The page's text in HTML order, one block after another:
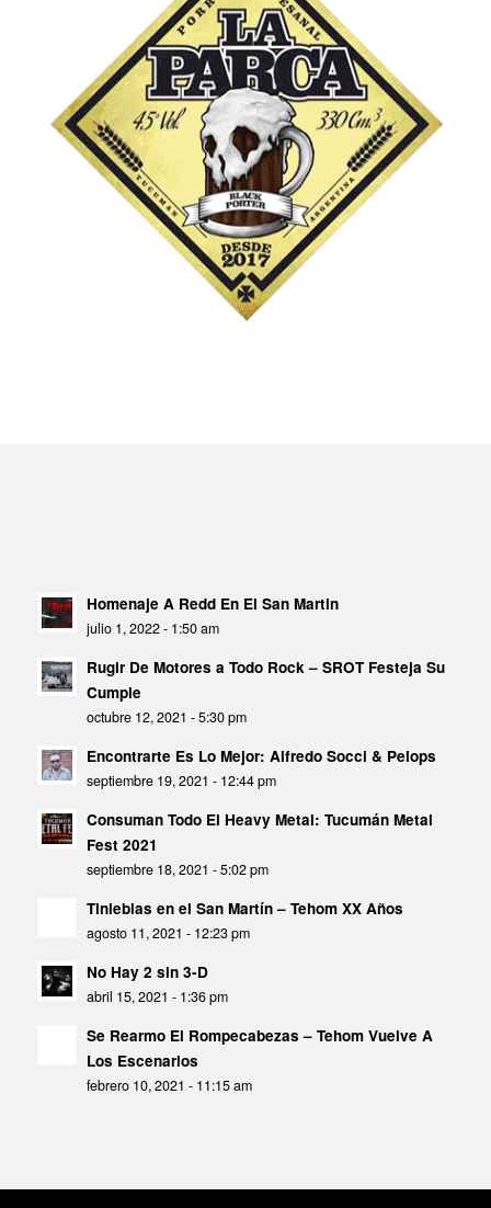
Homenaje A Redd En El San Martin
julio 1, 2022 - 1:50 am
Rugir De Motores a Todo Rock – SROT Festeja Su
Cumple
octubre 12, 2021 - 5:30 pm
Encontrarte Es Lo Mejor: Alfredo Socci & Pelops
septiembre 19, 2021 - 12:44 pm
Consuman Todo El Heavy Metal: Tucumán Metal
Fest 2021
septiembre 18, 2021 - 5:02 pm
Tinieblas en el San Martín – Tehom XX Años
agosto 11, 2021 - 12:23 pm
No Hay 2 sin 3-D
abril 15, 2021 - 1:36 pm
Se Rearmo El Rompecabezas – Tehom Vuelve A
Los Escenarios
febrero 10, 2021 - 11:15 am